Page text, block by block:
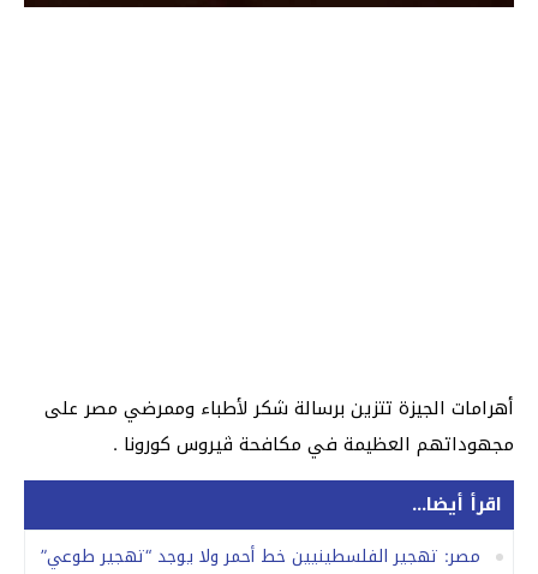
أهرامات الجيزة تتزين برسالة شكر لأطباء وممرضي مصر على
مجهوداتهم العظيمة في مكافحة ڤيروس كورونا .
اقرأ أيضا...
مصر: تهجير الفلسطينيين خط أحمر ولا يوجد “تهجير طوعي”